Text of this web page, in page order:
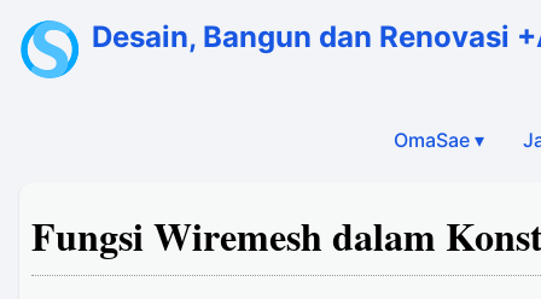
Desain, Bangun dan Renovasi
OmaSae ▾
Fungsi Wiremesh dalam